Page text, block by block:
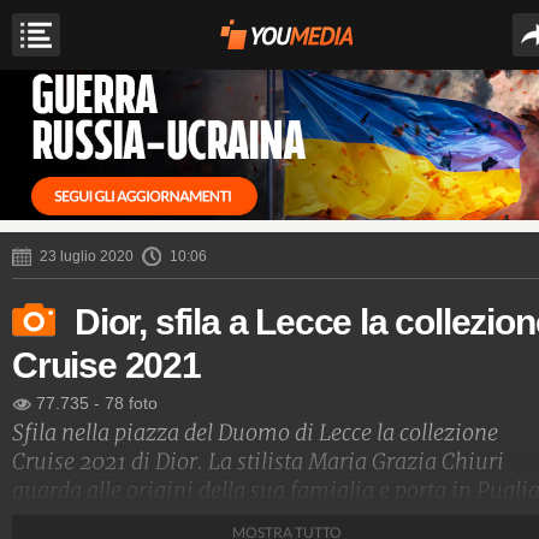
23 luglio 2020 10:06
Dior, sfila a Lecce la
Cruise 2021
77.735 - 78 foto
Sfila nella piazza del Duomo di Lecce la collezione
Cruise 2021 di Dior. La stilista Maria Grazia Chiuri
guarda alle origini della sua famiglia e porta in Puglia
MOSTRA TUTTO